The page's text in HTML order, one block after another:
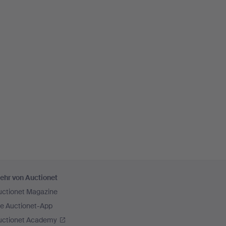
von Auctionet
Magazine
Auctionet-App
Academy